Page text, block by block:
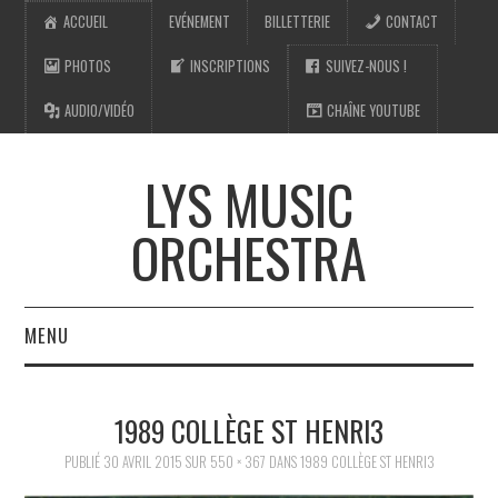
ACCUEIL
PHOTOS
AUDIO/VIDÉO
EVÉNEMENT BILLETTERIE CONTACT
INSCRIPTIONS SUIVEZ-NOUS !
CHAÎNE YOUTUBE
LYS MUSIC
ORCHESTRA
MENU
PHOTOS1989 COLLÈGE ST HENRI3
PUBLIÉ 30 AVRIL 2015 SUR 550 × 367 DANS1989 COLLÈGE ST HENRI3